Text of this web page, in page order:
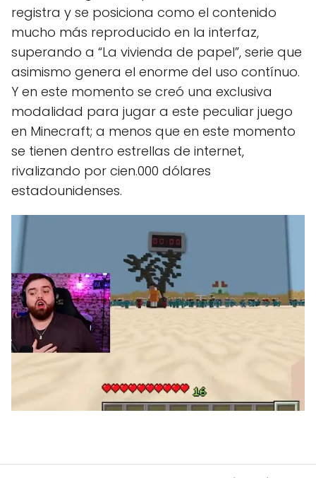
registra y se posiciona como el contenido
mucho más reproducido en la interfaz,
superando a “La vivienda de papel”, serie que
asimismo genera el enorme del uso contínuo.
Y en este momento se creó una exclusiva
modalidad para jugar a este peculiar juego
en Minecraft; a menos que en este momento
se tienen dentro estrellas de internet,
rivalizando por cien.000 dólares
estadounidenses.